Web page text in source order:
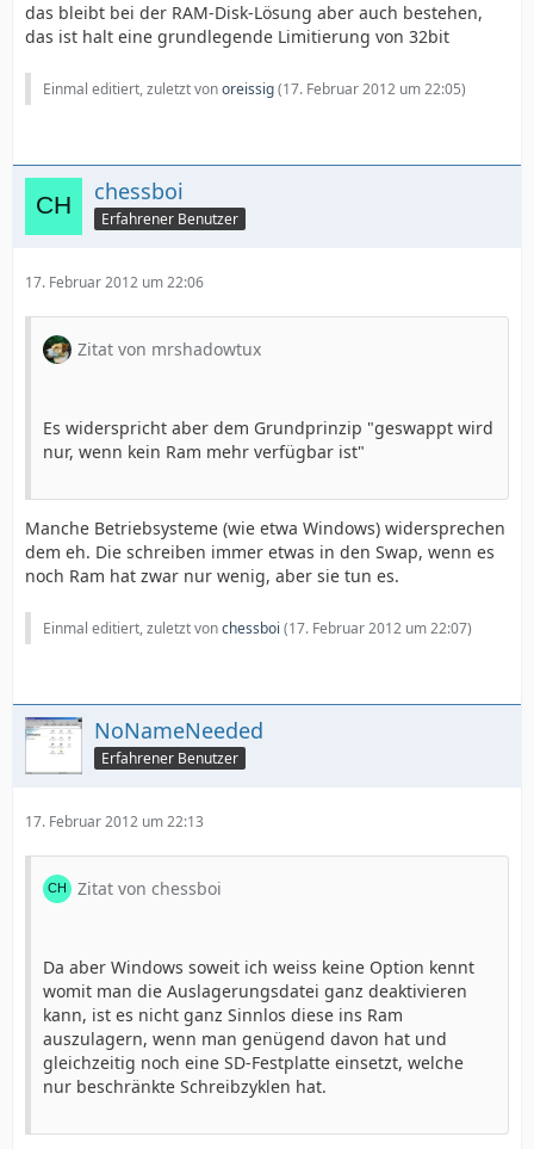
das bleibt bei der RAM-Disk-Lösung aber auch bestehen,
das ist halt eine grundlegende Limitierung von 32bit
Einmal editiert, zuletzt vonoreissig(17. Februar 2012 um 22:05)
chessboi
Erfahrener Benutzer
17. Februar 2012 um 22:06
Zitat von mrshadowtux
Es widerspricht aber dem Grundprinzip "geswappt wird
nur, wenn kein Ram mehr verfügbar ist"
Manche Betriebsysteme (wie etwa Windows) widersprechen
dem eh. Die schreiben immer etwas in den Swap, wenn es
noch Ram hat zwar nur wenig, aber sie tun es.
Einmal editiert, zuletzt vonchessboi (17. Februar 2012 um 22:07)
NoNameNeeded
Erfahrener Benutzer
17. Februar 2012 um 22:13
Zitat von chessboi
Da aber Windows soweit ich weiss keine Option kennt
womit man die Auslagerungsdatei ganz deaktivieren
kann, ist es nicht ganz Sinnlos diese ins Ram
auszulagern, wenn man genügend davon hat und
gleichzeitig noch eine SD-Festplatte einsetzt, welche
nur beschränkte Schreibzyklen hat.